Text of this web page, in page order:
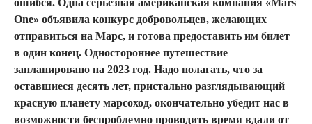
ошибся. Одна серьёзная американская компания «Mars
One» объявила конкурс добровольцев, желающих
отправиться на Марс, и готова предоставить им билет
в один конец. Одностороннее путешествие
запланировано на 2023 год. Надо полагать, что за
оставшиеся десять лет, пристально разглядывающий
красную планету марсоход, окончательно убедит нас в
возможности беспроблемно проводить время вдали от